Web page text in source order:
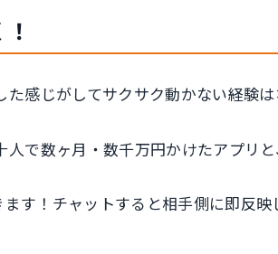
感じがしてサクサク動かない経験
で数ヶ月・数千万円かけたアプリ
！チャットすると相手側に即反映